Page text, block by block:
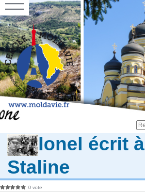
Ionel écrit à
Staline
0 vote